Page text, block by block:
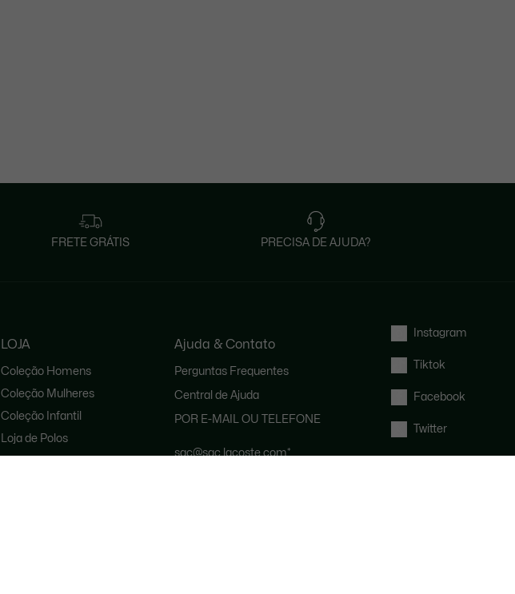
FRETE GRÁTIS PRECISA DE AJUDA?
LOJA
Coleção Homens
Coleção Mulheres
Coleção Infantil
Loja de Polos
Ajuda & Contato
Perguntas Frequentes
Central de Ajuda
POR E-MAIL OU TELEFONE
sac@sac.lacoste.com*
Instagram
Tiktok
Facebook
Twitter